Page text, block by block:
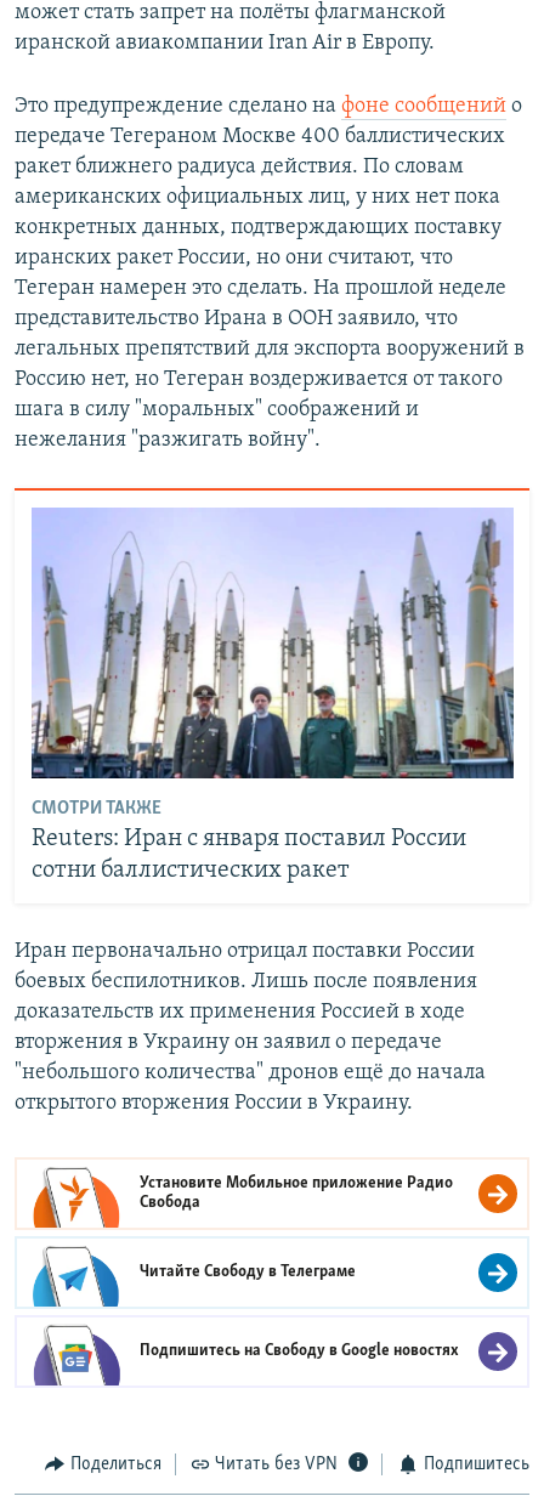
может стать запрет на полёты флагманской
иранской авиакомпании Iran Air в Европу.
Это предупреждение сделано на фоне сообщений о
передаче Тегераном Москве 400 баллистических
ракет ближнего радиуса действия. По словам
американских официальных лиц, у них нет пока
конкретных данных, подтверждающих поставку
иранских ракет России, но они считают, что
Тегеран намерен это сделать. На прошлой неделе
представительство Ирана в ООН заявило, что
легальных препятствий для экспорта вооружений в
Россию нет, но Тегеран воздерживается от такого
шага в силу "моральных" соображений и
нежелания "разжигать войну".
СМОТРИ ТАКЖЕ
Reuters: Иран с января поставил России
сотни баллистических ракет
Иран первоначально отрицал поставки России
боевых беспилотников. Лишь после появления
доказательств их применения Россией в ходе
вторжения в Украину он заявил о передаче
"небольшого количества" дронов ещё до начала
открытого вторжения России в Украину.
Установите Мобильное приложение Радио
Свобода
Читайте Свободу вТелеграме
Подпишитесь на Свободу вGoogle новостях
Поделиться Читать без VPN Подпишитесь